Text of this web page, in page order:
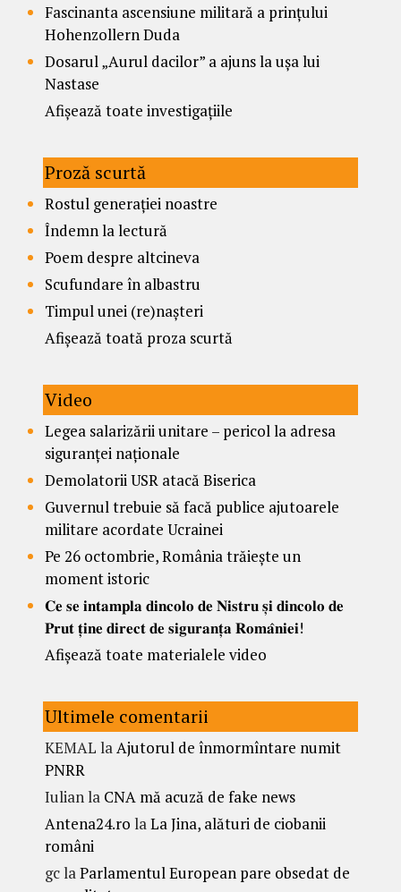
Fascinanta ascensiune militară a prințului
Hohenzollern Duda
Dosarul „Aurul dacilor” a ajuns la ușa lui
Nastase
Afișează toate investigațiile
Proză scurtă
Rostul generației noastre
Îndemn la lectură
Poem despre altcineva
Scufundare în albastru
Timpul unei (re)nașteri
Afișează toată proza scurtă
Video
Legea salarizării unitare – pericol la adresa
siguranței naționale
Demolatorii USR atacă Biserica
Guvernul trebuie să facă publice ajutoarele
militare acordate Ucrainei
Pe 26 octombrie, România trăiește un
moment istoric
𝐂𝐞 𝐬𝐞 𝐢𝐧𝐭𝐚𝐦𝐩𝐥𝐚 𝐝𝐢𝐧𝐜𝐨𝐥𝐨 𝐝𝐞 𝐍𝐢𝐬𝐭𝐫𝐮 𝐬̦𝐢 𝐝𝐢𝐧𝐜𝐨𝐥𝐨 𝐝𝐞
𝐏𝐫𝐮𝐭 𝐭̦𝐢𝐧𝐞 𝐝𝐢𝐫𝐞𝐜𝐭 𝐝𝐞 𝐬𝐢𝐠𝐮𝐫𝐚𝐧𝐭̦𝐚 𝐑𝐨𝐦𝐚̂𝐧𝐢𝐞𝐢!
Afișează toate materialele video
Ultimele comentarii
KEMAL laAjutorul de înmormîntare numit
PNRR
Iulianla CNA mă acuză de fake news
Antena24.ro laLa Jina, alături de ciobanii
români
gclaParlamentul European pare obsedat de